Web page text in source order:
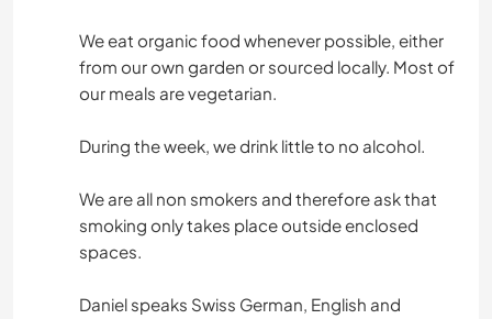
We eat organic food whenever possible, either
from our own garden or sourced locally. Most of
our meals are vegetarian.
During the week, we drink little to no alcohol.
We are all non smokers and therefore ask that
smoking only takes place outside enclosed
spaces.
Daniel speaks Swiss German, English and